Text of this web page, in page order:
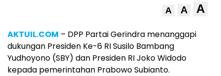
A A A
AKTUIL.COM – DPP Partai Gerindra menanggapi
dukungan Presiden Ke-6 RI Susilo Bambang
Yudhoyono (SBY) dan Presiden RI Joko Widodo
kepada pemerintahan Prabowo Subianto.